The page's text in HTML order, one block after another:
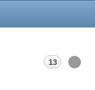
13